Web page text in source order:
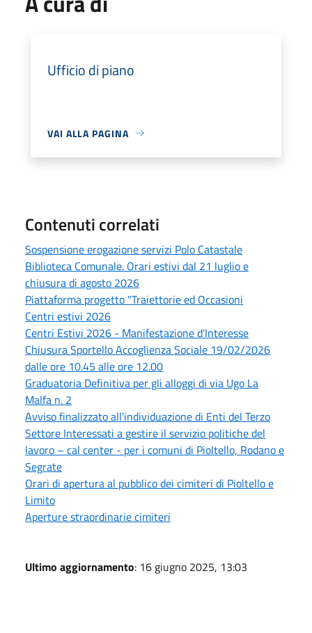
Ufficio di piano
VAI ALLA PAGINA
Contenuti correlati
Sospensione erogazione servizi Polo Catastale
Biblioteca Comunale. Orari estivi dal 21 luglio e
chiusura di agosto 2026
Piattaforma progetto "Traiettorie ed Occasioni
Centri estivi 2026
Centri Estivi 2026 - Manifestazione d'Interesse
Chiusura Sportello Accoglienza Sociale 19/02/2026
dalle ore 10.45 alle ore 12.00
Graduatoria Definitiva per gli alloggi di via Ugo La
Malfa n. 2
Avviso finalizzato all'individuazione di Enti del Terzo
Settore Interessati a gestire il servizio politiche del
lavoro – cal center - per i comuni di Pioltello, Rodano e
Segrate
Orari di apertura al pubblico dei cimiteri di Pioltello e
Limito
Aperture straordinarie cimiteri
Ultimo aggiornamento: 16 giugno 2025, 13:03